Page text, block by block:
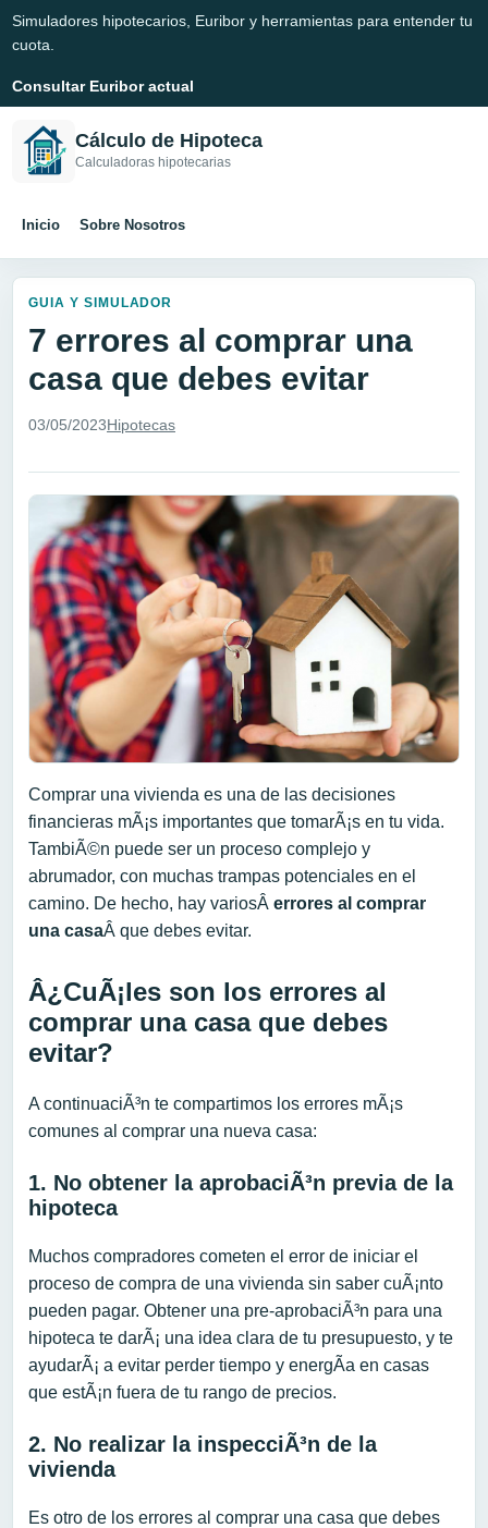
Simuladores hipotecarios, Euribor y herramientas para entender tu
cuota.
Consultar Euribor actual
Cálculo de Hipoteca
Calculadoras hipotecarias
Inicio Sobre Nosotros
GUIA Y SIMULADOR
7 errores al comprar una
casa que debes evitar
03/05/2023Hipotecas
Comprar una vivienda es una de las decisiones
financieras mÃ¡s importantes que tomarÃ¡s en tu vida.
TambiÃ©n puede ser un proceso complejo y
abrumador, con muchas trampas potenciales en el
camino. De hecho, hay variosÂ errores al comprar
una casaÂ que debes evitar.
Â¿CuÃ¡les son los errores al
comprar una casa que debes
evitar?
A continuaciÃ³n te compartimos los errores mÃ¡s
comunes al comprar una nueva casa:
1. No obtener la aprobaciÃ³n previa de la
hipoteca
Muchos compradores cometen el error de iniciar el
proceso de compra de una vivienda sin saber cuÃ¡nto
pueden pagar. Obtener una pre-aprobaciÃ³n para una
hipoteca te darÃ¡ una idea clara de tu presupuesto, y te
ayudarÃ¡ a evitar perder tiempo y energÃ­a en casas
que estÃ¡n fuera de tu rango de precios.
2. No realizar la inspecciÃ³n de la
vivienda
Es otro de los errores al comprar una casa que debes